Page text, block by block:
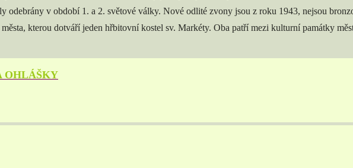
odebrány v období 1. a 2. světové války. Nové odlité zvony jsou z roku 1943, nejsou
kterou dotváří jeden hřbitovní kostel sv. Markéty. Oba patří mezi kulturní památky
OHLÁŠKY